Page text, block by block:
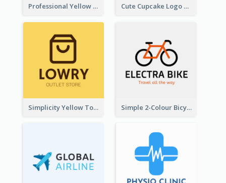
Professional Yellow And White Sparkles Jewelry Logo Cute Cupcake Logo For Bakery
Simplicity Yellow Tone Logo For Outlet Store Simple 2-Colour Bicycle Logo